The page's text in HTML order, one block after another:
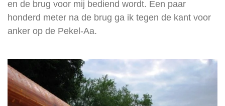
en de brug voor mij bediend wordt. Een paar
honderd meter na de brug ga ik tegen de kant voor
anker op de Pekel-Aa.